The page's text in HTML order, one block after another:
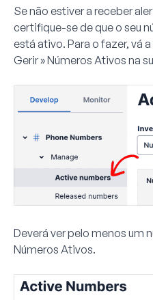
Se não estiver a receber
certifique-se de que o seu
está ativo. Para o fazer, vá a
Gerir » Números Ativos na
Deverá ver pelo menos um
Números Ativos.